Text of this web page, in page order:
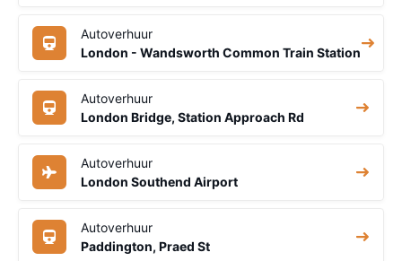
Autoverhuur
London - Wandsworth Common Train Station
Autoverhuur
London Bridge, Station Approach Rd
Autoverhuur
London Southend Airport
Autoverhuur
Paddington, Praed St